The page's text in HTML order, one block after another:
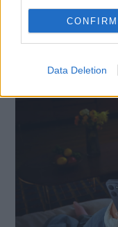
CONFIRM
Data Deletion
SMARTPHONE
FOCUS SU